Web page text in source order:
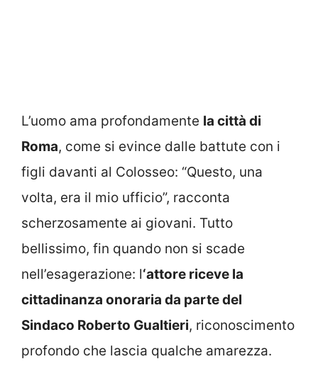
L’uomo ama profondamente la città di
Roma, come si evince dalle battute con i
figli davanti al Colosseo: “Questo, una
volta, era il mio ufficio”, racconta
scherzosamente ai giovani. Tutto
bellissimo, fin quando non si scade
nell’esagerazione: l‘attore riceve la
cittadinanza onoraria da parte del
Sindaco Roberto Gualtieri, riconoscimento
profondo che lascia qualche amarezza.